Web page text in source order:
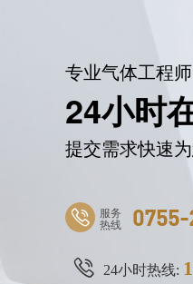
专业气体工程师
24小时
提交需求快速
服务
热线
24小时热线: